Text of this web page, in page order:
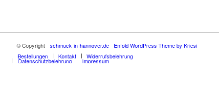
© Copyright - schmuck-in-hannover.de- Enfold WordPress Theme by Kriesi
Bestellungen
Kontakt Widerrufsbelehrung
Datenschutzbelehrung Impressum